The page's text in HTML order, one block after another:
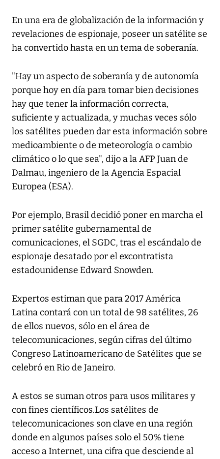
En una era de globalización de la información y
revelaciones de espionaje, poseer un satélite se
ha convertido hasta en un tema de soberanía.
"Hay un aspecto de soberanía y de autonomía
porque hoy en día para tomar bien decisiones
hay que tener la información correcta,
suficiente y actualizada, y muchas veces sólo
los satélites pueden dar esta información sobre
medioambiente o de meteorología o cambio
climático o lo que sea", dijo a la AFP Juan de
Dalmau, ingeniero de la Agencia Espacial
Europea (ESA).
Por ejemplo, Brasil decidió poner en marcha el
primer satélite gubernamental de
comunicaciones, el SGDC, tras el escándalo de
espionaje desatado por el excontratista
estadounidense Edward Snowden.
Expertos estiman que para 2017 América
Latina contará con un total de 98 satélites, 26
de ellos nuevos, sólo en el área de
telecomunicaciones, según cifras del último
Congreso Latinoamericano de Satélites que se
celebró en Rio de Janeiro.
A estos se suman otros para usos militares y
con fines científicos.Los satélites de
telecomunicaciones son clave en una región
donde en algunos países solo el 50% tiene
acceso a Internet, una cifra que desciende al